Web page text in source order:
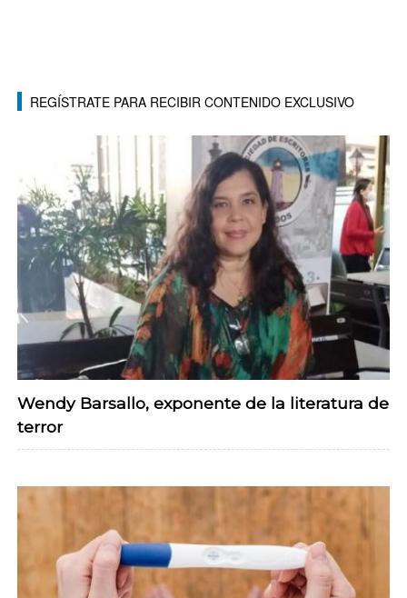
REGÍSTRATE PARA RECIBIR CONTENIDO EXCLUSIVO
Wendy Barsallo, exponente de la literatura de
terror